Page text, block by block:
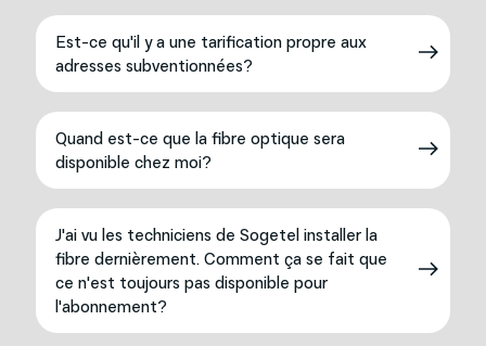
Est-ce qu'il y a une tarification propre aux
adresses subventionnées?
Quand est-ce que la fibre optique sera
disponible chez moi?
J'ai vu les techniciens de Sogetel installer la
fibre dernièrement. Comment ça se fait que
ce n'est toujours pas disponible pour
l'abonnement?